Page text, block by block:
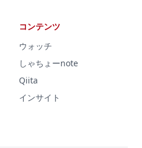
コンテンツ
ウォッチ
しゃちょーnote
Qiita
インサイト